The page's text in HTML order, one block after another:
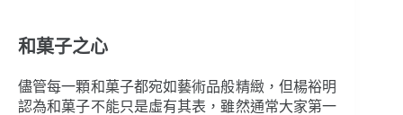
和菓子之心
儘管每一顆和菓子都宛如藝術品般精緻，但楊裕明
認為和菓子不能只是虛有其表，雖然通常大家第一